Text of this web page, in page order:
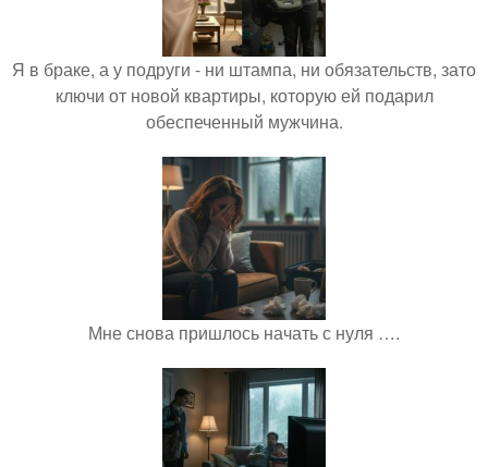
Я в браке, а у подруги - ни штампа, ни обязательств, зато
ключи от новой квартиры, которую ей подарил
обеспеченный мужчина.
Мне снова пришлось начать с нуля ….